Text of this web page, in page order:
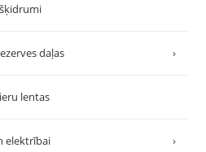
daļas ›
lentas
elektrībai ›